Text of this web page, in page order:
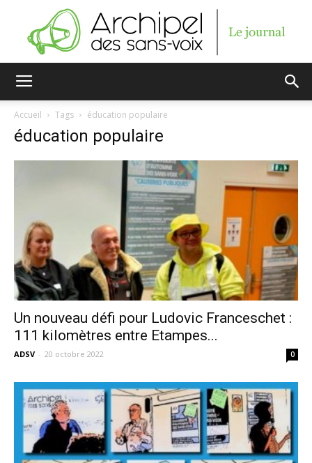
sans-
voix
Accueil Tags éducation populaire
éducation populaire
Un nouveau défi pour Ludovic Franceschet :
111 kilomètres entre Etampes...
ADSV - 20 octobre 2022 0